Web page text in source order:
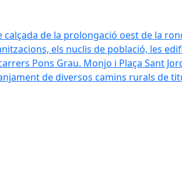
de la prolongació oest de la
els nuclis de població, les
Pons Grau. Monjo i Plaça Sant
de diversos camins rurals de